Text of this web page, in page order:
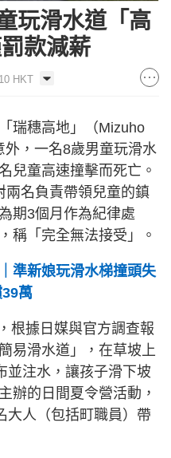
玩滑水道「高
款減薪
HKT
瑞穗高地」（Mizuho
，一名8歲男童玩滑水
兒童高速撞擊而死亡。
兩名負責帶領兒童的鎮
期3個月作為紀律處
稱「完全無法接受」。
準新娘玩滑水梯撞頭失
萬
根據日媒與官方調查報
易滑水道」，在草坡上
並注水，讓孩子滑下坡
辦的日間夏令營活動，
大人（包括町職員）帶